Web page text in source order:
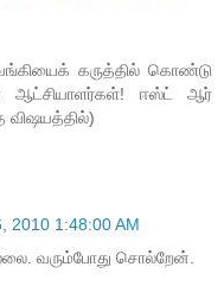
கருத்தில் கொண்டு
ஆட்சியாளர்கள்! ஈஸ்ட் ஆர்
2010 1:48:00 AM
வரும்போது சொல்றேன்.